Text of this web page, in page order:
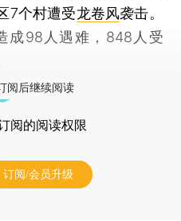
7个村遭受龙卷风袭击。
成98人遇难，848人受
阅后继续阅读
阅的阅读权限
订阅/会员升级